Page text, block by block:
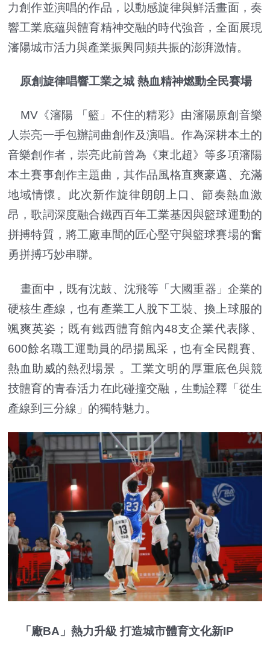
力創作並演唱的作品，以動感旋律與鮮活畫面，奏
響工業底蘊與體育精神交融的時代強音，全面展現
瀋陽城市活力與產業振興同頻共振的澎湃激情。
原創旋律唱響工業之城 熱血精神燃動全民賽場
MV《瀋陽 「籃」不住的精彩》由瀋陽原創音樂
人崇亮一手包辦詞曲創作及演唱。作為深耕本土的
音樂創作者，崇亮此前曾為《東北超》等多項瀋陽
本土賽事創作主題曲，其作品風格直爽豪邁、充滿
地域情懷。此次新作旋律朗朗上口、節奏熱血激
昂，歌詞深度融合鐵西百年工業基因與籃球運動的
拼搏特質，將工廠車間的匠心堅守與籃球賽場的奮
勇拼搏巧妙串聯。
畫面中，既有沈鼓、沈飛等 「大國重器 」 企業的
硬核生產線，也有產業工人脫下工裝、換上球服的
颯爽英姿；既有鐵西體育館內48支企業代表隊、
600餘名職工運動員的昂揚風采，也有全民觀賽、
熱血助威的熱烈場景 。工業文明的厚重底色與競
技體育的青春活力在此碰撞交融，生動詮釋「從生
產線到三分線」的獨特魅力。
「廠BA」熱力升級 打造城市體育文化新IP